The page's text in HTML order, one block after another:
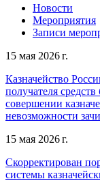
Новости
Мероприятия
Записи
15 мая 2026 г.
Казначейство
получателя
совершении
невозможности
15 мая 2026 г.
Скорректирован
системы